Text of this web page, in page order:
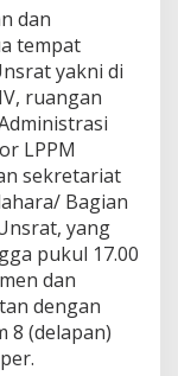
dan
tempat
yakni di
ruangan
LPPM
sekretariat
Bagian
yang
pukul 17.00
dan
dengan
8 (delapan)